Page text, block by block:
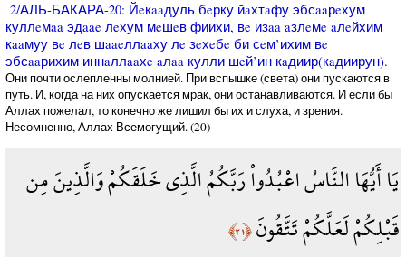
2/АЛЬ-БАКАРА-20: Йeкaaдуль бeрку йaхтaфу эбсaaрeхум
куллeмaa эдaae лeхум мeшeв фиихи, вe изaa aзлeмe aлeйхим
кaaмуу вe лeв шaaeллaaху лe зeхeбe би сeм’ихим вe
эбсaaрихим иннaллaaхe aлaa кулли шeй’ин кaдиир(кaдиирун).
Они почти ослепленны молнией. При вспышке (света) они пускаются в
путь. И, когда на них опускается мрак, они останавливаются. И если бы
Аллах пожелал, то конечно же лишил бы их и слуха, и зрения.
Несомненно, Аллах Всемогущий. (20)
يَا أَيُّهَا النَّاسُ اعْبُدُواْ رَبَّكُمُ الَّذِي خَلَقَكُمْ وَالَّذِينَ مِن
قَبْلِكُمْ لَعَلَّكُمْ تَتَّقُونَ﴿٢١﴾